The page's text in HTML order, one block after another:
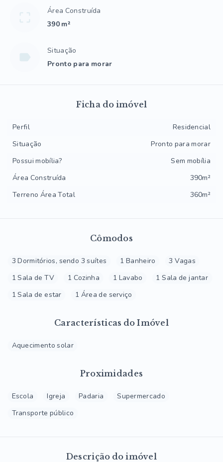
Área Construída
390 m²
Situação
Pronto para morar
Cômodos
3 Dormitórios, sendo 3 suítes 1 Banheiro
3 Vagas
1 Sala de TV
1 Cozinha 1 Lavabo
1 Sala de jantar
1 Sala de estar
1 Área de serviço
Características do Imóvel
Aquecimento solar
Proximidades
Escola Igreja Padaria
Supermercado
Transporte público
Descrição do imóvel
Ficha do imóvel
Perfil
Residencial
Situação
Pronto para morar
Possui mobília?
Sem mobília
Área Construída
390m²
Terreno Área Total
360m²